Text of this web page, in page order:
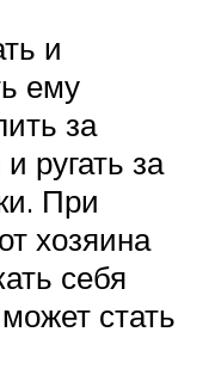
и
ему
за
ругать за
При
хозяина
себя
стать